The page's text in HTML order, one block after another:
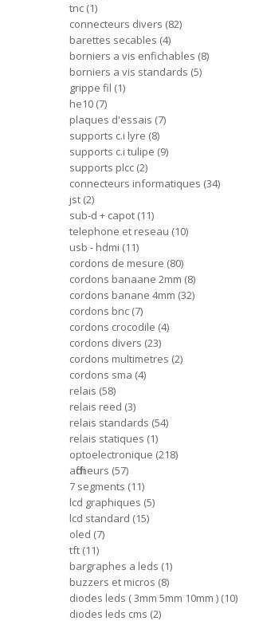
tnc 1
connecteurs divers 82
barettes secables 4
borniers a vis enfichables 8
borniers a vis standards 5
grippe fil 1
he10 7
plaques d'essais 7
supports c.i lyre 8
supports c.i tulipe 9
supports plcc 2
connecteurs informatiques 34
jst 2
sub-d + capot 11
telephone et reseau 10
usb - hdmi 11
cordons de mesure 80
cordons banaane 2mm 8
cordons banane 4mm 32
cordons bnc 7
cordons crocodile 4
cordons divers 23
cordons multimetres 2
cordons sma 4
relais 58
relais reed 3
relais standards 54
relais statiques 1
optoelectronique 218
afficheurs 57
7 segments 11
lcd graphiques 5
lcd standard 15
oled 7
tft 11
bargraphes a leds 1
buzzers et micros 8
diodes leds ( 3mm 5mm 10mm ) 10
diodes leds cms 2